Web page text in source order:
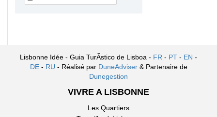
Lisbonne Idée - Guia TurÃ­stico de Lisboa - FR - PT - EN -
DE- RU - Réalisé par DuneAdviser & Partenaire de
Dunegestion
VIVRE A LISBONNE
Les Quartiers